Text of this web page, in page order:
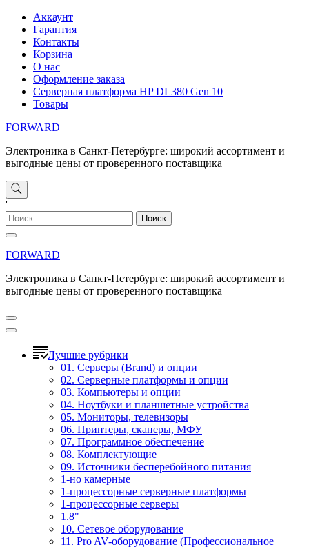
Перейти
содержимому
Аккаунт
Гарантия
Контакты
Корзина
О нас
Оформление заказа
Серверная платформа HP DL380 Gen 10
Товары
FORWARD
Электроника в Санкт-Петербурге: широкий ассортимент и
выгодные цены от проверенного поставщика
'
Найти:
FORWARD
Электроника в Санкт-Петербурге: широкий ассортимент и
выгодные цены от проверенного поставщика
Лучшие рубрики
01. Серверы (Brand) и опции
02. Серверные платформы и опции
03. Компьютеры и опции
04. Ноутбуки и планшетные устройства
05. Мониторы, телевизоры
06. Принтеры, сканеры, МФУ
07. Программное обеспечение
08. Комплектующие
09. Источники бесперебойного питания
1-но камерные
1-процессорные серверные платформы
1-процессорные серверы
1.8"
10. Сетевое оборудование
11. Pro AV-оборудование (Профессиональное